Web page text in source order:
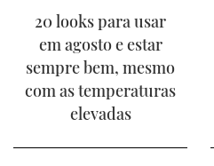
20 looks para usar
em agosto e estar
sempre bem, mesmo
com as temperaturas
elevadas